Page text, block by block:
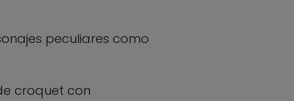
peculiares como
croquet con